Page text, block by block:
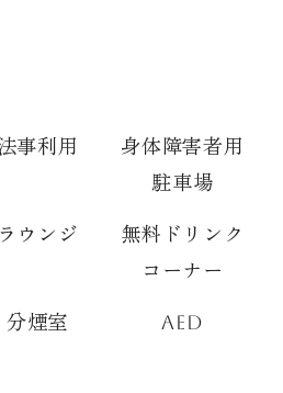
事利用
身体障害者用
駐車場
ラウンジ
無料ドリンク
コーナー
分煙室 AED